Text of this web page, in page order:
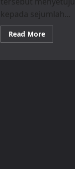
kepada sejumlah...
Read MoreRead
more